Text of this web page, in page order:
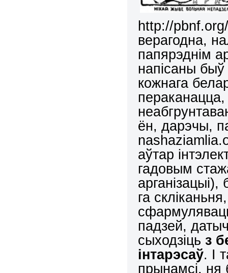
http://
верагодна,
папярэднім
напісаны
кожнага
пераканацца,
ён, дарэчы,
аўтар
гадовым
га
падзей,
сыходзіць з
інтарэсаў. І
прынамсі, ня